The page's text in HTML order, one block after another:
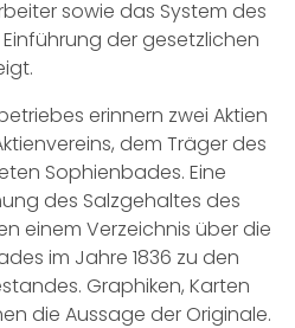
sowie das System des
der gesetzlichen
erinnern zwei Aktien
dem Träger des
Sophienbades. Eine
des Salzgehaltes des
einem Verzeichnis über die
im Jahre 1836 zu den
Graphiken, Karten
die Aussage der Originale.